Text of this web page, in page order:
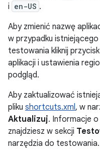
i en-US .
Aby zmienić nazwę
w przypadku
testowania kliknij przycisk
aplikacji i ustawienia
podgląd.
Aby zaktualizować
pliku shortcuts.xml , w
Aktualizuj. Informacje
znajdziesz w sekcji
narzędzia do testowania.